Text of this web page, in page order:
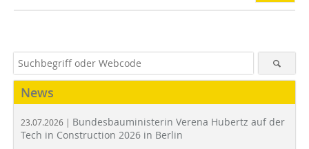
News
23.07.2026 | Bundesbauministerin Verena Hubertz auf der
Tech in Construction 2026 in Berlin